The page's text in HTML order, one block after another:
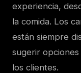
experiencia,
la comida. Los
están siempre
sugerir
los clientes.